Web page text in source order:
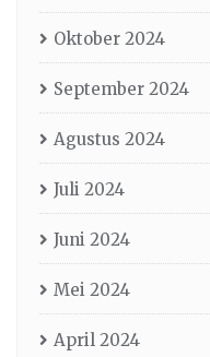
Oktober 2024
September 2024
Agustus 2024
Juli 2024
Juni 2024
Mei 2024
April 2024